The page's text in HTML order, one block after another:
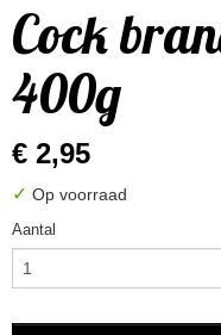
Cock
400g
€ 2,95
✓ Op voorraad
Aantal